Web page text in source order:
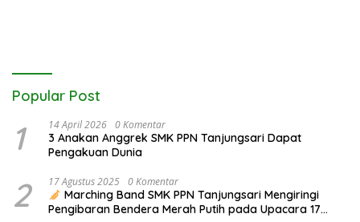
Popular Post
1 14 April 2026 0 Komentar
3 Anakan Anggrek SMK PPN Tanjungsari Dapat
Pengakuan Dunia
2 17 Agustus 2025 0 Komentar
Marching Band SMK PPN Tanjungsari Mengiringi
Pengibaran Bendera Merah Putih pada Upacara 17